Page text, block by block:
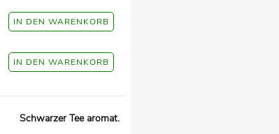
Schwarzer Tee aromat.